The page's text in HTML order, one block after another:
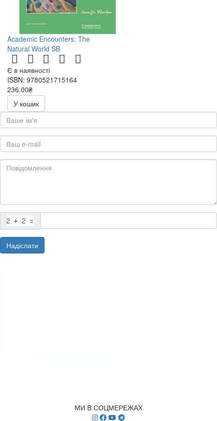
Academic Encounters: The
Natural World SB
Є в наявності
ISBN: 9780521715164
236.00₴
472.00₴
У кошик
Надіслати
МИ В СОЦМЕРЕЖАХ